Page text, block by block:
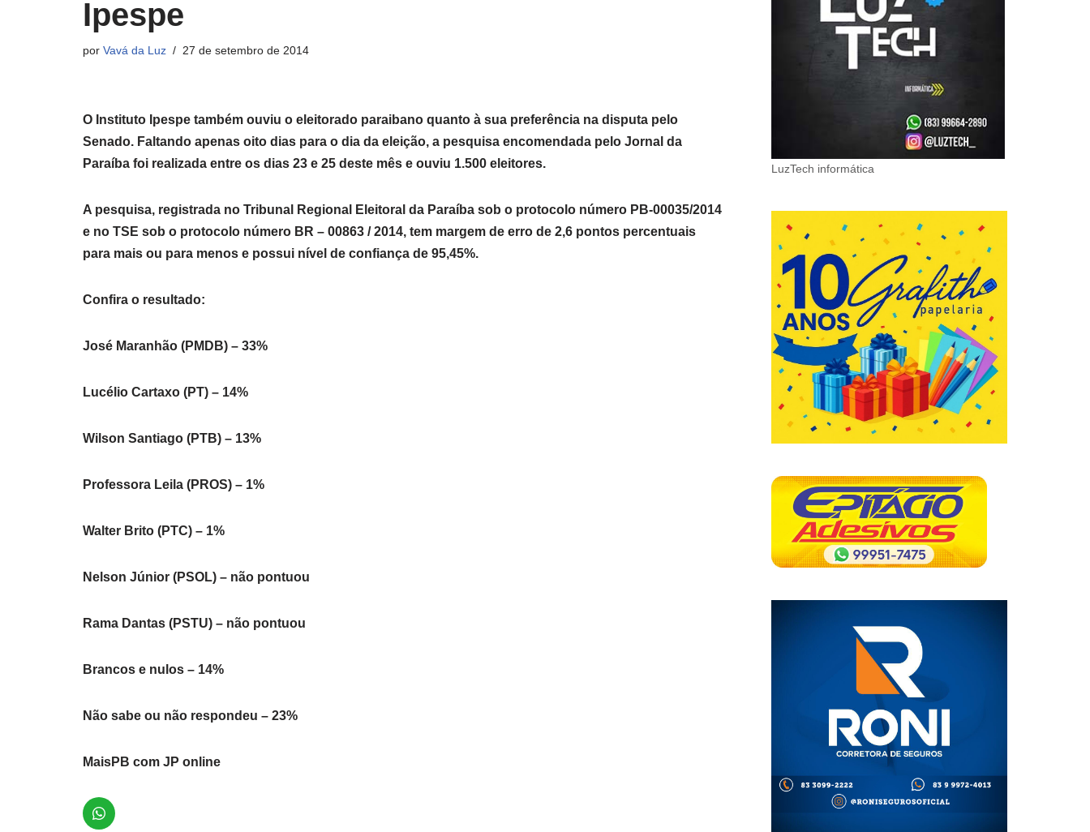
Ipespe
por Vavá da Luz 27 de setembro de 2014
O Instituto Ipespe também ouviu o eleitorado paraibano quanto à sua preferência na disputa pelo
Senado. Faltando apenas oito dias para o dia da eleição, a pesquisa encomendada pelo Jornal da
Paraíba foi realizada entre os dias 23 e 25 deste mês e ouviu 1.500 eleitores.
A pesquisa, registrada no Tribunal Regional Eleitoral da Paraíba sob o protocolo número PB-00035/2014
e no TSE sob o protocolo número BR – 00863 / 2014, tem margem de erro de 2,6 pontos percentuais
para mais ou para menos e possui nível de confiança de 95,45%.
Confira o resultado:
José Maranhão (PMDB) – 33%
Lucélio Cartaxo (PT) – 14%
Wilson Santiago (PTB) – 13%
Professora Leila (PROS) – 1%
Walter Brito (PTC) – 1%
Nelson Júnior (PSOL) – não pontuou
Rama Dantas (PSTU) – não pontuou
Brancos e nulos – 14%
Não sabe ou não respondeu – 23%
MaisPB com JP online
LuzTech informática